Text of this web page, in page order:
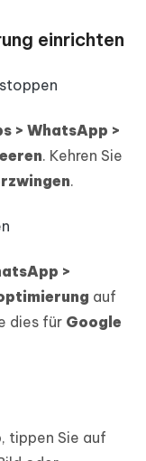
einrichten
> WhatsApp >
. Kehren Sie
.
>
auf
dies für Google
tippen Sie auf